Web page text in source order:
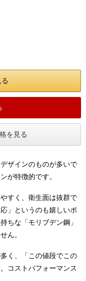
を見る
ザインのものが多いで
が特徴的です。
すく、衛生面は抜群で
」というのも嬉しいポ
ちな「モリブデン鋼」
ん。
く、「この値段でこの
コストパフォーマンス